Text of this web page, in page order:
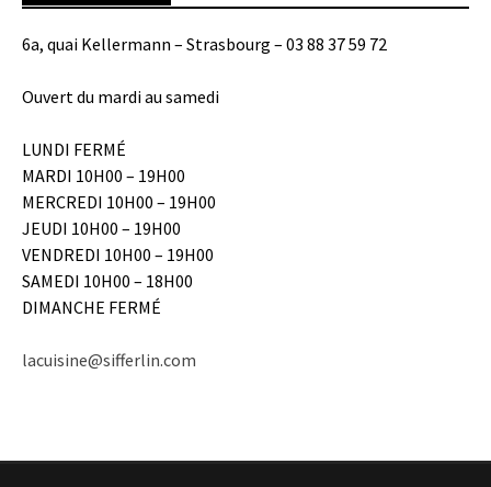
6a, quai Kellermann – Strasbourg – 03 88 37 59 72
Ouvert du mardi au samedi
LUNDI FERMÉ
MARDI 10H00 – 19H00
MERCREDI 10H00 – 19H00
JEUDI 10H00 – 19H00
VENDREDI 10H00 – 19H00
SAMEDI 10H00 – 18H00
DIMANCHE FERMÉ
lacuisine@sifferlin.com